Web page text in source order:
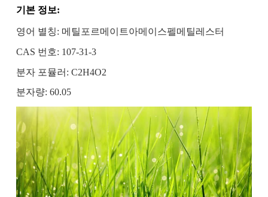
기본 정보:
영어 별칭: 메틸포르메이트아메이스펠메틸레스터
CAS 번호: 107-31-3
분자 포뮬러: C2H4O2
분자량: 60.05